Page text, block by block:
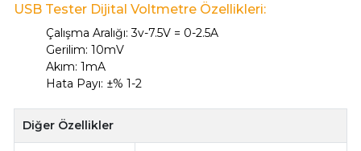
USB Tester Dijital Voltmetre Özellikleri:
Çalışma Aralığı: 3v-7.5V = 0-2.5A
Gerilim: 10mV
Akım: 1mA
Hata Payı: ±% 1-2
Diğer Özellikler